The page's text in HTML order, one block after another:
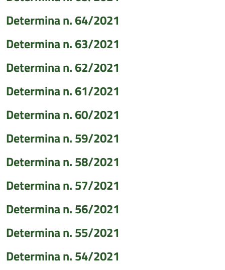
Determina n. 64/2021
Determina n. 63/2021
Determina n. 62/2021
Determina n. 61/2021
Determina n. 60/2021
Determina n. 59/2021
Determina n. 58/2021
Determina n. 57/2021
Determina n. 56/2021
Determina n. 55/2021
Determina n. 54/2021